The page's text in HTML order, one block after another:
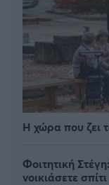
Η χώρα που ζει
Φοιτητική
νοικιάσετε σπίτι